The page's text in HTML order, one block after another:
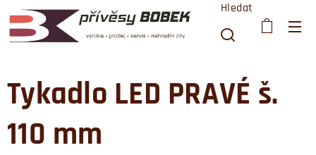
Hledat
Tykadlo LED PRAVÉ š.
110 mm